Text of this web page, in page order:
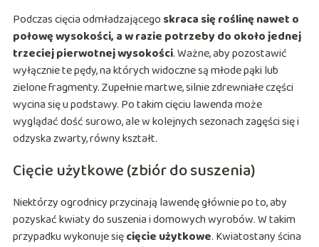
Podczas cięcia odmładzającego skraca się roślinę nawet o
połowę wysokości, a w razie potrzeby do około jednej
trzeciej pierwotnej wysokości. Ważne, aby pozostawić
wyłącznie te pędy, na których widoczne są młode pąki lub
zielone fragmenty. Zupełnie martwe, silnie zdrewniałe części
wycina się u podstawy. Po takim cięciu lawenda może
wyglądać dość surowo, ale w kolejnych sezonach zagęści się i
odzyska zwarty, równy kształt.
Cięcie użytkowe (zbiór do suszenia)
Niektórzy ogrodnicy przycinają lawendę głównie po to, aby
pozyskać kwiaty do suszenia i domowych wyrobów. W takim
przypadku wykonuje sięcięcie użytkowe. Kwiatostany ścina